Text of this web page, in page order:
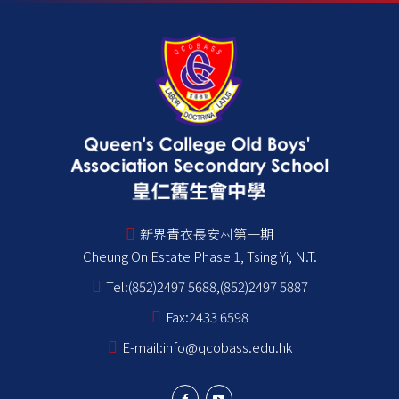
新界青衣長安村第一期
Cheung On Estate Phase 1, Tsing Yi, N.T.
Tel:(852)2497 5688,(852)2497 5887
Fax:2433 6598
E-mail:info@qcobass.edu.hk